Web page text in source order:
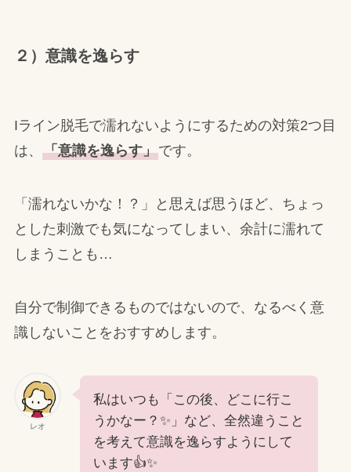
２）意識を逸らす
Iライン脱毛で濡れないようにするための対策2つ目
は、 「意識を逸らす」です。
「濡れないかな！？」と思えば思うほど、ちょっ
とした刺激でも気になってしまい、余計に濡れて
しまうことも…
自分で制御できるものではないので、なるべく意
識しないことをおすすめします。
レオ
私はいつも「この後、どこに行こ
うかなー？✨」など、全然違うこと
を考えて意識を逸らすようにして
います👍✨